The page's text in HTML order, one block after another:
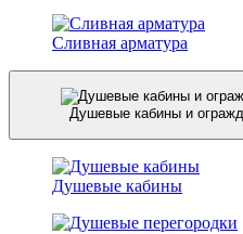
Сливная арматура
Душевые кабины и
Душевые кабины